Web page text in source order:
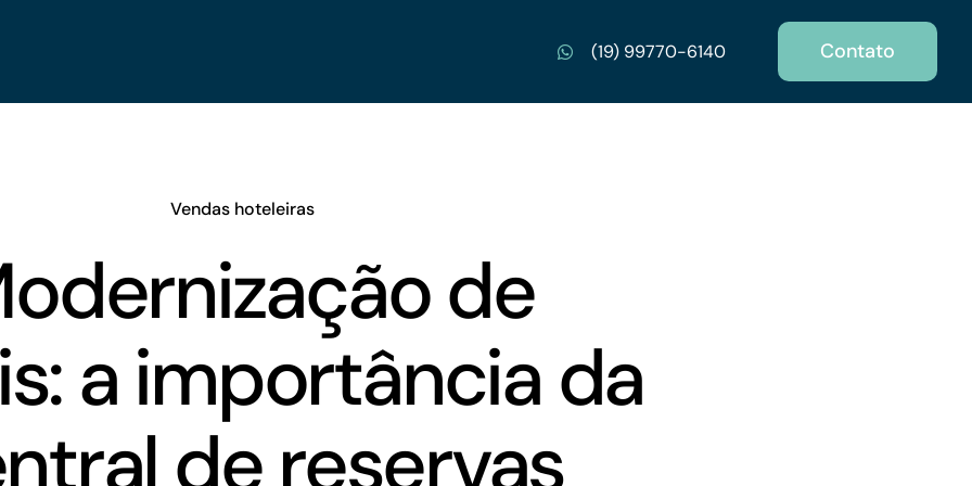
(19) 99770-6140 Contato
Vendas hoteleiras
de
a importância da
de reservas